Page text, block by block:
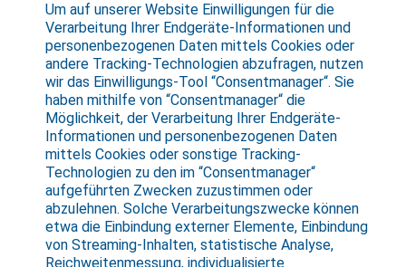
Um auf unserer Website Einwilligungen für die
Verarbeitung Ihrer Endgeräte-Informationen und
personenbezogenen Daten mittels Cookies oder
andere Tracking-Technologien abzufragen, nutzen
wir das Einwilligungs-Tool “Consentmanager“. Sie
haben mithilfe von “Consentmanager“ die
Möglichkeit, der Verarbeitung Ihrer Endgeräte-
Informationen und personenbezogenen Daten
mittels Cookies oder sonstige Tracking-
Technologien zu den im “Consentmanager“
aufgeführten Zwecken zuzustimmen oder
abzulehnen. Solche Verarbeitungszwecke können
etwa die Einbindung externer Elemente, Einbindung
von Streaming-Inhalten, statistische Analyse,
Reichweitenmessung, individualisierte